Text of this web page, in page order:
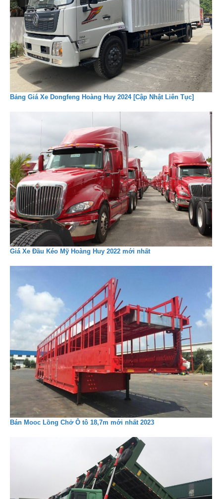
Bảng Giá Xe Dongfeng Hoàng Huy 2024 [Cập Nhật Liên Tục]
Giá Xe Đầu Kéo Mỹ Hoàng Huy 2022 mới nhất
Bán Mooc Lồng Chở Ô tô 18,7m mới nhất 2023